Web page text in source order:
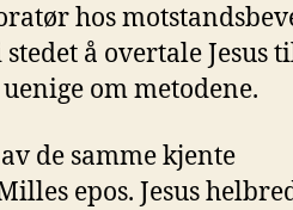
hos
å overtale Jesus
om metodene.
de samme kjente
epos. Jesus